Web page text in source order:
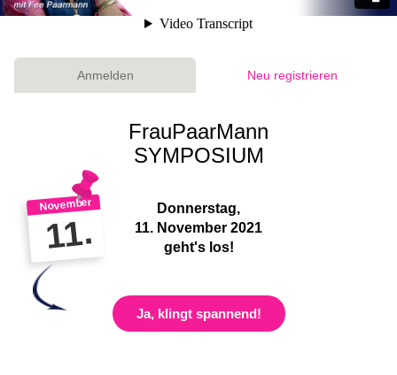
Anmelden Neu registrieren
FrauPaarMann
SYMPOSIUM
Donnerstag,
11. November 2021
geht's los!
November
11.
Ja, klingt spannend!